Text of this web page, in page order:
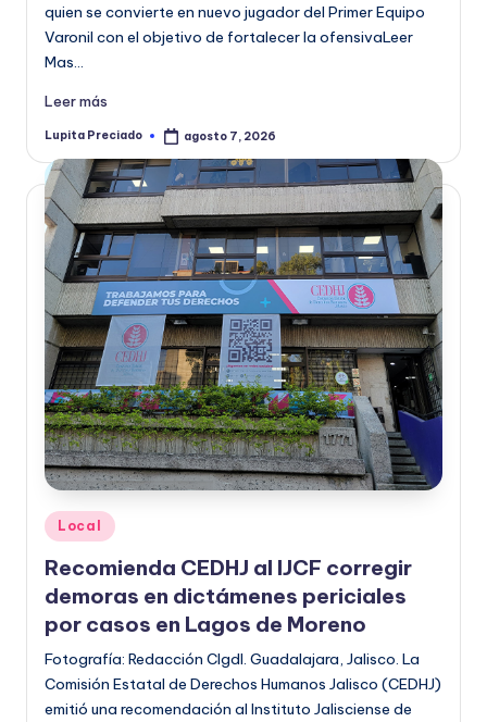
quien se convierte en nuevo jugador del Primer Equipo
Varonil con el objetivo de fortalecer la ofensivaLeer
Mas…
Leer más
Publicado
Lupita Preciado agosto 7, 2026
Publicado
en
Local
Recomienda CEDHJ al IJCF corregir
demoras en dictámenes periciales
por casos en Lagos de Moreno
Fotografía: Redacción CIgdl. Guadalajara, Jalisco. La
Comisión Estatal de Derechos Humanos Jalisco (CEDHJ)
emitió una recomendación al Instituto Jalisciense de